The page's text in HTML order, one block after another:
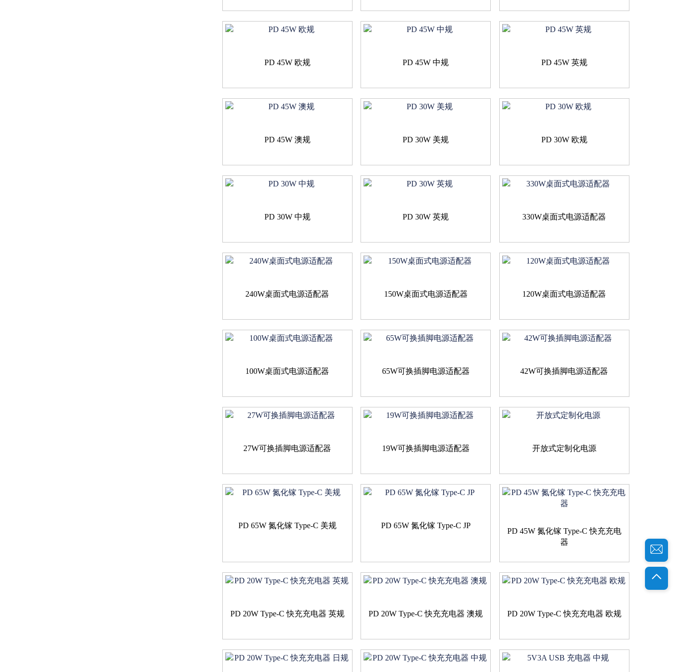
PD 45W 欧规 PD 45W 中规 PD 45W 英规
PD 45W 澳规 PD 30W 美规 PD 30W 欧规
PD 30W 中规 PD 30W 英规 330W桌面式电源适配器
240W桌面式电源适配器 150W桌面式电源适配器 120W桌面式电源适配器
100W桌面式电源适配器 65W可换插脚电源适配器 42W可换插脚电源适配器
27W可换插脚电源适配器 19W可换插脚电源适配器 开放式定制化电源
PD 65W 氮化镓 Type-C 美规 PD 65W 氮化镓 Type-C JP
PD 45W 氮化镓 Type-C 快充充电
器
PD 20W Type-C 快充充电器 英规 PD 20W Type-C 快充充电器 澳规 PD 20W Type-C 快充充电器 欧规